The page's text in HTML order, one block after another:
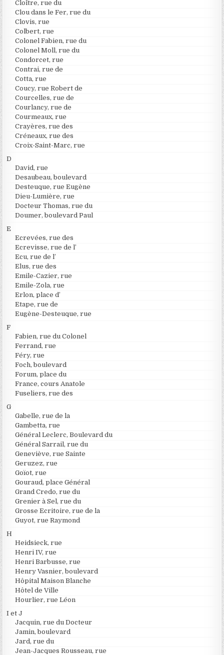
Cloître, rue du
Clou dans le Fer, rue du
Clovis, rue
Colbert, rue
Colonel Fabien, rue du
Colonel Moll, rue du
Condorcet, rue
Contrai, rue de
Cotta, rue
Coucy, rue Robert de
Courcelles, rue de
Courlancy, rue de
Courmeaux, rue
Crayères, rue des
Créneaux, rue des
Croix-Saint-Marc, rue
D
David, rue
Desaubeau, boulevard
Desteuque, rue Eugène
Dieu-Lumière, rue
Docteur Thomas, rue du
Doumer, boulevard Paul
E
Ecrevées, rue des
Ecrevisse, rue de l’
Ecu, rue de l’
Elus, rue des
Emile-Cazier, rue
Emile-Zola, rue
Erlon, place d’
Etape, rue de
Eugène-Desteuque, rue
F
Fabien, rue du Colonel
Ferrand, rue
Féry, rue
Foch, boulevard
Forum, place du
France, cours Anatole
Fuseliers, rue des
G
Gabelle, rue de la
Gambetta, rue
Général Leclerc, Boulevard du
Général Sarrail, rue du
Geneviève, rue Sainte
Geruzez, rue
Goïot, rue
Gouraud, place Général
Grand Credo, rue du
Grenier à Sel, rue du
Grosse Ecritoire, rue de la
Guyot, rue Raymond
H
Heidsieck, rue
Henri IV, rue
Henri Barbusse, rue
Henry Vasnier, boulevard
Hôpital Maison Blanche
Hôtel de Ville
Hourlier, rue Léon
I et J
Jacquin, rue du Docteur
Jamin, boulevard
Jard, rue du
Jean-Jacques Rousseau, rue